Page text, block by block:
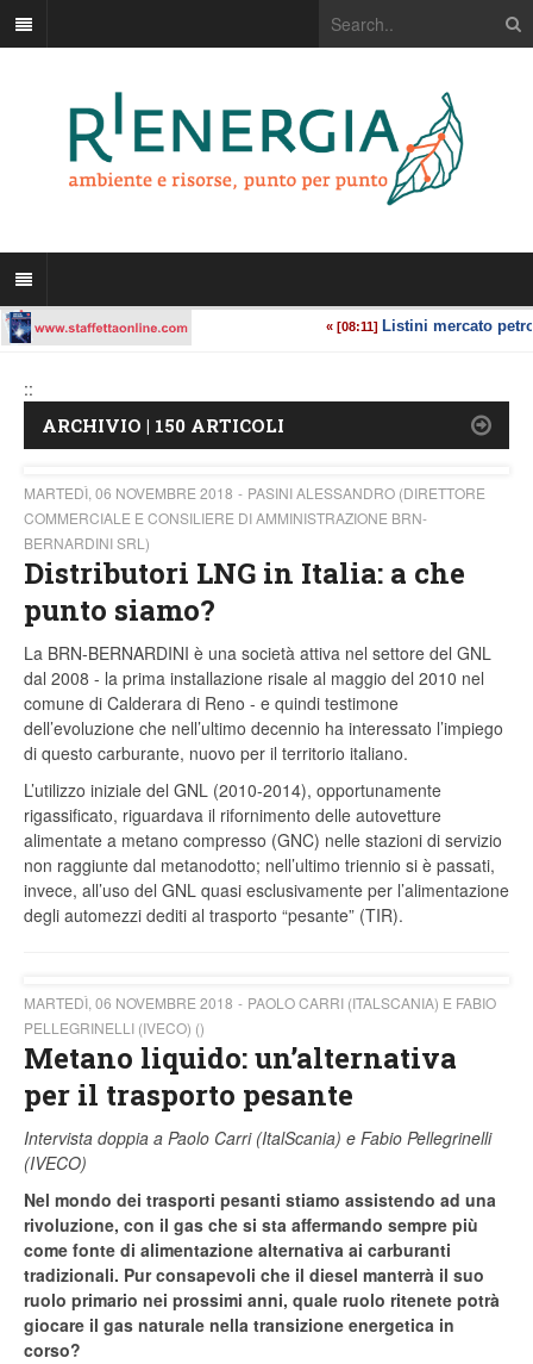
::
ARCHIVIO | 150 ARTICOLI
MARTEDÌ, 06 NOVEMBRE 2018
PASINI ALESSANDRO (DIRETTORE
COMMERCIALE E CONSILIERE DI AMMINISTRAZIONE BRN-
BERNARDINI SRL)
Distributori LNG in Italia: a che
punto siamo?
La BRN-BERNARDINI è una società attiva nel settore del GNL
dal 2008 - la prima installazione risale al maggio del 2010 nel
comune di Calderara di Reno - e quindi testimone
dell’evoluzione che nell’ultimo decennio ha interessato l’impiego
di questo carburante, nuovo per il territorio italiano.
L’utilizzo iniziale del GNL (2010-2014), opportunamente
rigassificato, riguardava il rifornimento delle autovetture
alimentate a metano compresso (GNC) nelle stazioni di servizio
non raggiunte dal metanodotto; nell’ultimo triennio si è passati,
invece, all’uso del GNL quasi esclusivamente per l’alimentazione
degli automezzi dediti al trasporto “pesante” (TIR).
MARTEDÌ, 06 NOVEMBRE 2018
PAOLO CARRI (ITALSCANIA) E FABIO
PELLEGRINELLI (IVECO) ()
Metano liquido: un’alternativa
per il trasporto pesante
Intervista doppia a Paolo Carri (ItalScania) e Fabio Pellegrinelli
(IVECO)
Nel mondo dei trasporti pesanti stiamo assistendo ad una
rivoluzione, con il gas che si sta affermando sempre più
come fonte di alimentazione alternativa ai carburanti
tradizionali. Pur consapevoli che il diesel manterrà il suo
ruolo primario nei prossimi anni, quale ruolo ritenete potrà
giocare il gas naturale nella transizione energetica in
corso?